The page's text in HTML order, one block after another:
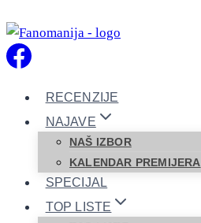
to
content
RECENZIJE
NAJAVE
NAŠ IZBOR
KALENDAR PREMIJERA
SPECIJAL
TOP LISTE